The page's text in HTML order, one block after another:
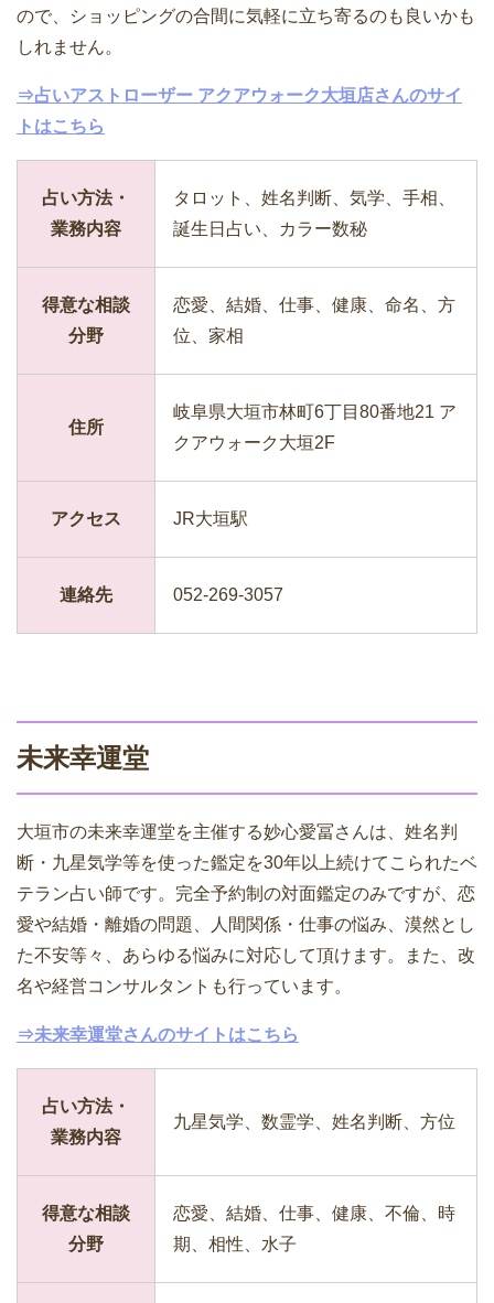
ので、ショッピングの合間に気軽に立ち寄るのも良いかも
しれません。
⇒占いアストローザー アクアウォーク大垣店さんのサイ
トはこちら
占い方法・
業務内容
タロット、姓名判断、気学、手相、
誕生日占い、カラー数秘
得意な相談
分野
恋愛、結婚、仕事、健康、命名、方
位、家相
住所
岐阜県大垣市林町6丁目80番地21 ア
クアウォーク大垣2F
アクセス JR大垣駅
連絡先 052-269-3057
未来幸運堂
大垣市の未来幸運堂を主催する妙心愛冨さんは、姓名判
断・九星気学等を使った鑑定を30年以上続けてこられたベ
テラン占い師です。完全予約制の対面鑑定のみですが、恋
愛や結婚・離婚の問題、人間関係・仕事の悩み、漠然とし
た不安等々、あらゆる悩みに対応して頂けます。また、改
名や経営コンサルタントも行っています。
⇒未来幸運堂さんのサイトはこちら
占い方法・
業務内容
九星気学、数霊学、姓名判断、方位
得意な相談
分野
恋愛、結婚、仕事、健康、不倫、時
期、相性、水子